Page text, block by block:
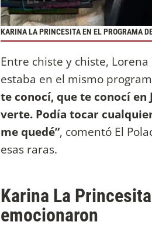
KARINA LA PRINCESITA EN EL PROGRAMA
Entre chiste y chiste,
estaba en el mismo
te conocí, que te conocí en
verte. Podía tocar
me quedé”, comentó El
esas raras.
Karina La
emocionaron